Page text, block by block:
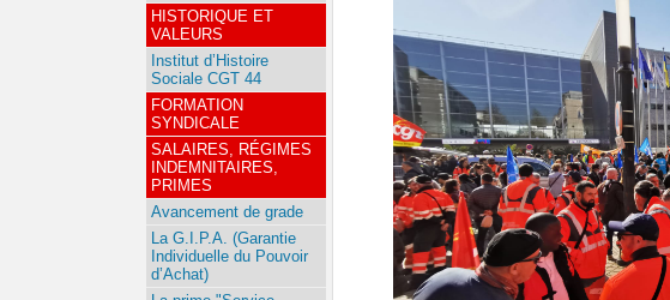
HISTORIQUE ET
VALEURS
Institut d’Histoire
Sociale CGT 44
FORMATION
SYNDICALE
SALAIRES, RÉGIMES
INDEMNITAIRES,
PRIMES
Avancement de grade
La G.I.P.A. (Garantie
Individuelle du Pouvoir
d’Achat)